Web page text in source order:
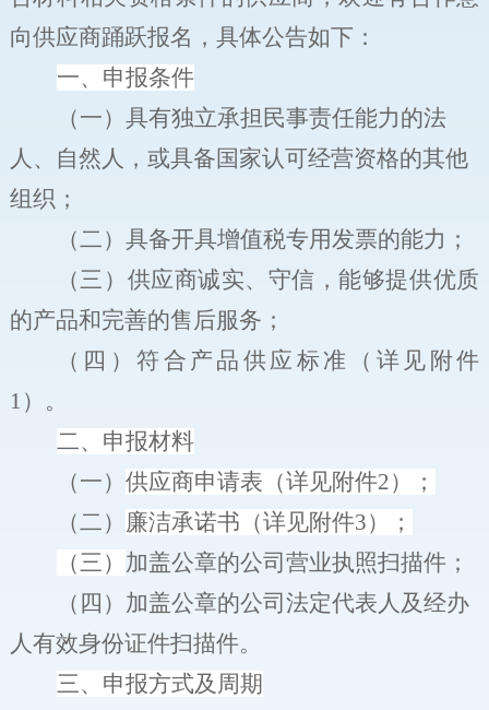
向供应商踊跃报名，具体公告如下：
一、申报条件
（一） 具有独立承担民事责任能力的法
人、自然人，或具备国家认可经营资格的其他
组织；
（二） 具备开具增值税专用发票的能力；
（三） 供应商诚实、守信，能够提供优质
的产品和完善的售后服务；
（四）符合产品供应标准（详见附件
1 ）。
二、申报材料
（一） 供应商申请表 （详见附件2）；
（二） 廉洁承诺书（详见附件3）；
（三） 加盖公章的公司营业执照扫描件；
（四） 加盖公章的公司法定代表人及经办
人有效身份证件扫描件。
三、申报方式及周期